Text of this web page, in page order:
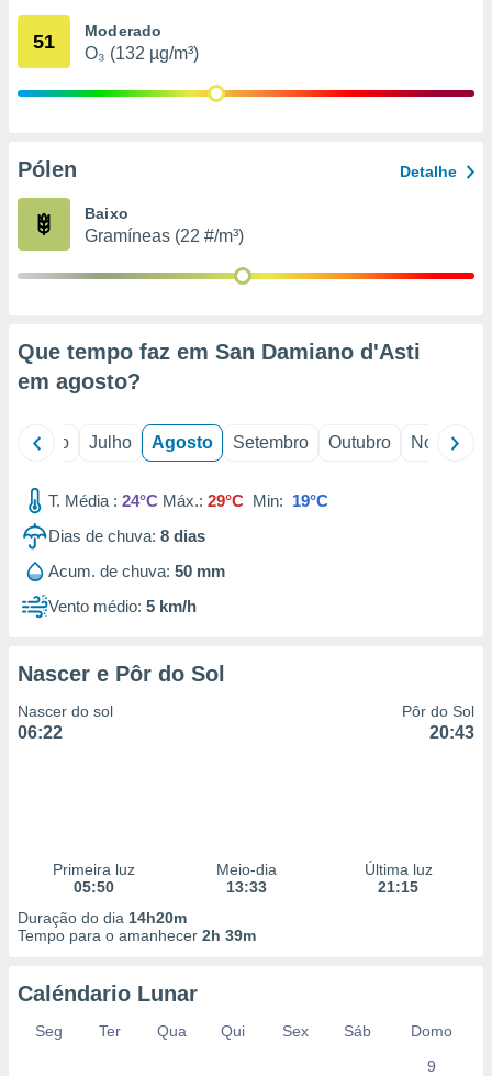
através
estudos
1199
51 Moderado
O₃ (132 µg/m³)
Pólen Detalhe
Baixo
Gramíneas (22 #/m³)
Que tempo faz em San Damiano d'Asti
em agosto?
Junho Julho Agosto Setembro Outubro Novembro
T. Média : 24°C Máx.: 29°C Min: 19°C
Dias de chuva: 8 dias
Acum. de chuva: 50 mm
Vento médio: 5 km/h
Nascer e Pôr do Sol
Nascer do sol
06:22
Pôr do Sol
20:43
Primeira luz
05:50
Meio-dia
13:33
Última luz
21:15
Duração do dia 14h20m
Tempo para o amanhecer 2h 39m
Caléndario Lunar
Seg Ter Qua Qui Sex Sáb
Domo
9